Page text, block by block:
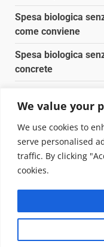
We value your
We use cookies to
serve personalised
traffic. By clicking
cookies.
Spesa biologica
come conviene
Spesa biologica
concrete
Pulizia naturale
sostituiscono 10
Copyright © 2025
Questo blog non è
viene aggiornato
pertanto
della legge n. 62